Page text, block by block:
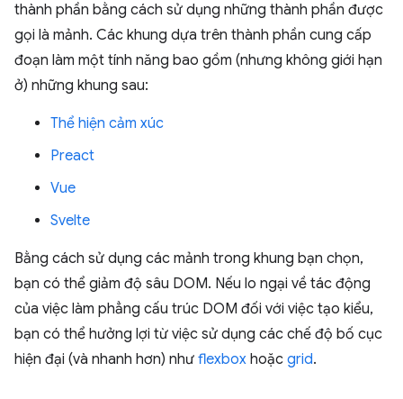
thành phần bằng cách sử dụng những thành phần được
gọi là mảnh. Các khung dựa trên thành phần cung cấp
đoạn làm một tính năng bao gồm (nhưng không giới hạn
ở) những khung sau:
Thể hiện cảm xúc
Preact
Vue
Svelte
Bằng cách sử dụng các mảnh trong khung bạn chọn,
bạn có thể giảm độ sâu DOM. Nếu lo ngại về tác động
của việc làm phẳng cấu trúc DOM đối với việc tạo kiểu,
bạn có thể hưởng lợi từ việc sử dụng các chế độ bố cục
hiện đại (và nhanh hơn) như flexbox hoặc grid.